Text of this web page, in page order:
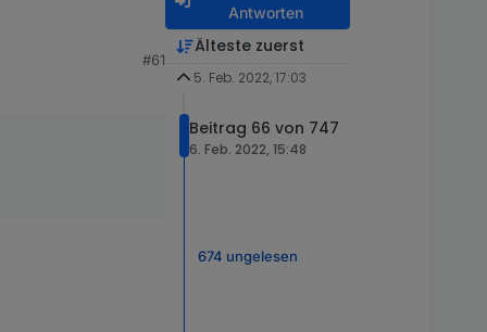
#61
Antworten
Älteste zuerst
5. Feb. 2022, 17:03
Beitrag 66 von 747
6. Feb. 2022, 15:48
674 ungelesen